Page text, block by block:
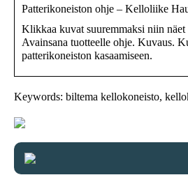
Patterikoneiston ohje – Kelloliike
Klikkaa kuvat suuremmaksi niin näet
Avainsana tuotteelle ohje. Kuvaus.
patterikoneiston kasaamiseen.
Keywords: biltema kellokoneisto,